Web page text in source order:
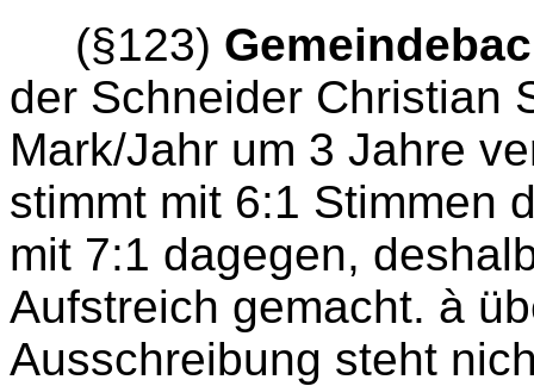
(§123)
der Schneider Christian
Mark/Jahr um 3 Jahre
stimmt mit 6:1 Stimmen
mit 7:1 dagegen,
Aufstreich gemacht. à
Ausschreibung steht